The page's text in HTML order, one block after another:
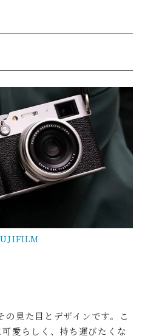
見た目とデザインです。こ
愛らしく、持ち運びたくな